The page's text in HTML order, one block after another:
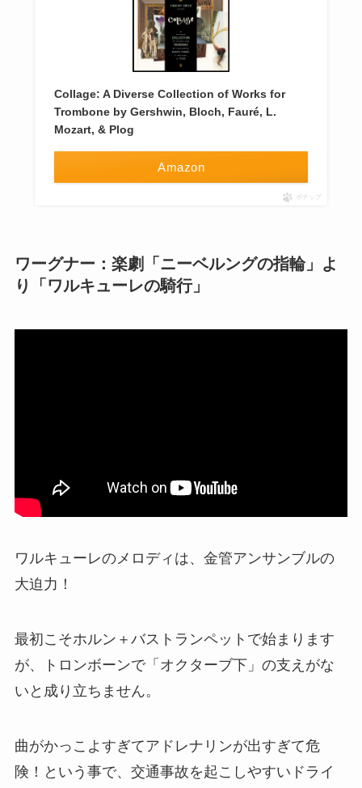
Collage: A Diverse Collection of Works for
Trombone by Gershwin, Bloch, Fauré, L.
Mozart, & Plog
Amazon
ポチップ
ワーグナー：楽劇「ニーベルングの指輪」よ
り「ワルキューレの騎行」
ワルキューレのメロディは、金管アンサンブルの
大迫力！
最初こそホルン＋バストランペットで始まります
が、トロンボーンで「オクターブ下」の支えがな
いと成り立ちません。
曲がかっこよすぎてアドレナリンが出すぎて危
険！という事で、交通事故を起こしやすいドライ